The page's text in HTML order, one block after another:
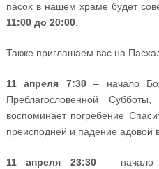
пасох в нашем храме будет
11:00 до 20:00.
Также приглашаем вас на
11 апреля 7:30– начало
Преблагословенной
воспоминает погребение
преисподней и падение адовой
11 апреля 23:30– начало